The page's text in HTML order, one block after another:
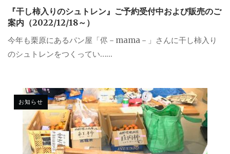
『干し柿入りのシュトレン』ご予約受付中および販売のご
案内（2022/12/18～）
今年も栗原にあるパン屋「侭－mama－」さんに干し柿入り
のシュトレンをつくってい…...
お知らせ